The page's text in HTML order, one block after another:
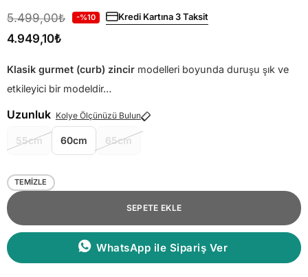
5.499,00₺ -%10 Kredi Kartına 3 Taksit
4.949,10₺
Klasik gurmet (curb) zincirmodelleri boyunda duruşu şık ve
etkileyici bir modeldir…
Uzunluk Kolye Ölçünüzü Bulun
55cm 60cm 65cm
TEMIZLE
SEPETE EKLE
WhatsApp ile Sipariş Ver